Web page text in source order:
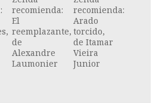
recomienda:
El
reemplazante,
de
Alexandre
Laumonier
recomienda:
Arado
torcido,
de Itamar
Vieira
Junior